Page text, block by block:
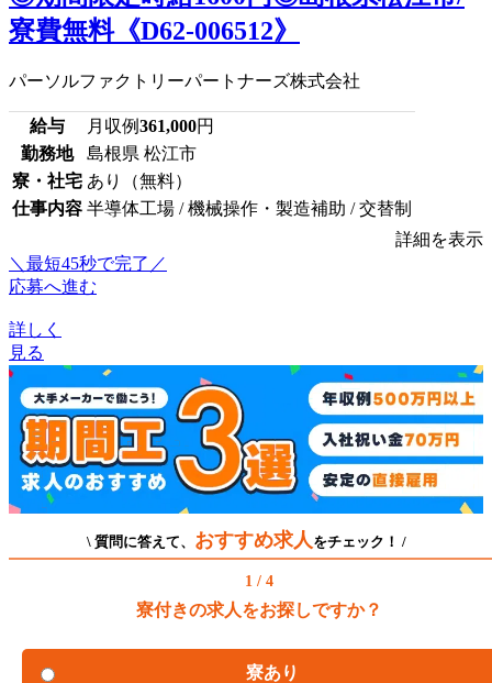
寮費無料《D62-006512》
パーソルファクトリーパートナーズ株式会社
給与 月収例361,000円
勤務地
島根県 松江市
寮・社宅 あり（無料）
仕事内容 半導体工場 / 機械操作・製造補助 / 交替制
詳細を表示
＼最短45秒で完了／
応募へ進む
詳しく
見る
\ 質問に答えて、 おすすめ求人 をチェック！ /
1 / 4
寮付きの求人をお探しですか？
寮あり